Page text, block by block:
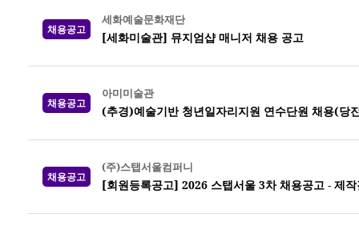
채용공고
세화예술문화재단
[세화미술관] 뮤지엄샵 매니저 채용 공고
채용공고
아미미술관
(추경)예술기반 청년일자리지원 연수단원 채용(당
채용공고
(주)스탭서울컴퍼니
[회원등록공고] 2026 스탭서울 3차 채용공고 - 제